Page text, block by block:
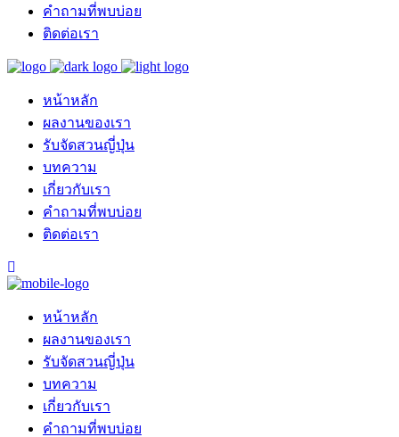
คำถามที่พบบ่อย
ติดต่อเรา
หน้าหลัก
ผลงานของเรา
รับจัดสวนญี่ปุ่น
บทความ
เกี่ยวกับเรา
คำถามที่พบบ่อย
ติดต่อเรา
หน้าหลัก
ผลงานของเรา
รับจัดสวนญี่ปุ่น
บทความ
เกี่ยวกับเรา
คำถามที่พบบ่อย